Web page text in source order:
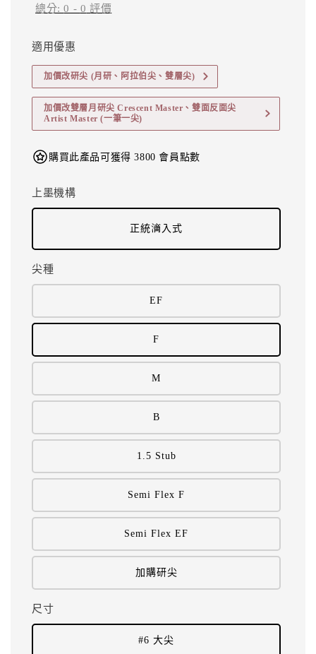
總分:0 - 0 評價
適用優惠
加價改研尖 (月研、阿拉伯尖、雙層尖)
加價改雙層月研尖 Crescent Master、雙面反面尖
Artist Master (一筆一尖)
購買此產品可獲得 3800 會員點數
上墨機構
正統滴入式
尖種
EF
F
M
B
1.5 Stub
Semi Flex F
Semi Flex EF
加購研尖
尺寸
#6 大尖